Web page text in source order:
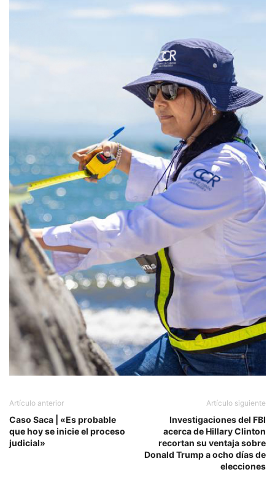
Artículo anterior
Caso Saca | «Es probable
que hoy se inicie el proceso
judicial»
Artículo siguiente
Investigaciones del FBI
acerca de Hillary Clinton
recortan su ventaja sobre
Donald Trump a ocho días de
elecciones